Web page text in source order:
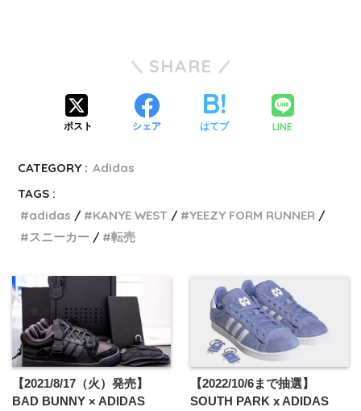
SHARE
ポスト シェア はてブ LINE
CATEGORY : Adidas
TAGS :
adidas
KANYE WEST
YEEZY FORM RUNNER
スニーカー
転売
【2021/8/17（火）発売】
BAD BUNNY × ADIDAS
【2022/10/6まで抽選】
SOUTH PARK x ADIDAS